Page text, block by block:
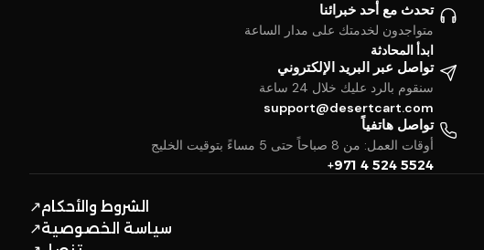
تحدث مع أحد خبرائنا
متواجدون لخدمتك على مدار الساعة
ابدأ المحادثة
تواصل عبر البريد الإلكتروني
سنقوم بالرد عليك خلال 24 ساعة
support@desertcart.com
تواصل هاتفياً
أوقات العمل: من 8 صباحاً حتى 5 مساءً بتوقيت الخليج
+971 4 524 5524
الشروط والأحكام↗
سياسة الخصوصية↗